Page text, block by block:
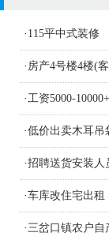
· 115平中式装修
· 房产4号楼4楼(
·工资5000-
·低价出卖木耳吊
·招聘送货安装人
·车库改住宅出租
·三岔口镇农户自